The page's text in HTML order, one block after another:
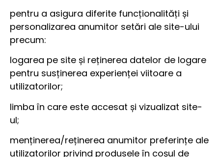
pentru a asigura diferite funcționalități și
personalizarea anumitor setări ale site-ului
precum:
logarea pe site și reținerea datelor de logare
pentru susținerea experienței viitoare a
utilizatorilor;
limba în care este accesat și vizualizat site-
ul;
menținerea/reținerea anumitor preferințe ale
utilizatorilor privind produsele în coșul de